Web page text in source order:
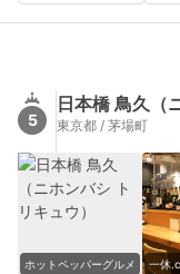
5
日本橋 鳥久（
東京都 / 茅場町
ホットペッパーグルメ 一休